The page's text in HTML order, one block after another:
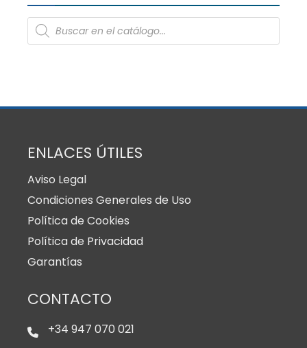
ENLACES ÚTILES
Aviso Legal
Condiciones Generales de Uso
Política de Cookies
Política de Privacidad
Garantías
CONTACTO
+34 947 070 021